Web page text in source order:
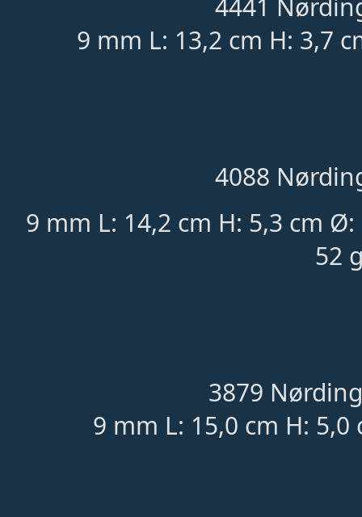
4441
9 mm L: 13,2 cm H: 3,7
4088
9 mm L: 14,2 cm H: 5,3 cm
52
3879
9 mm L: 15,0 cm H: